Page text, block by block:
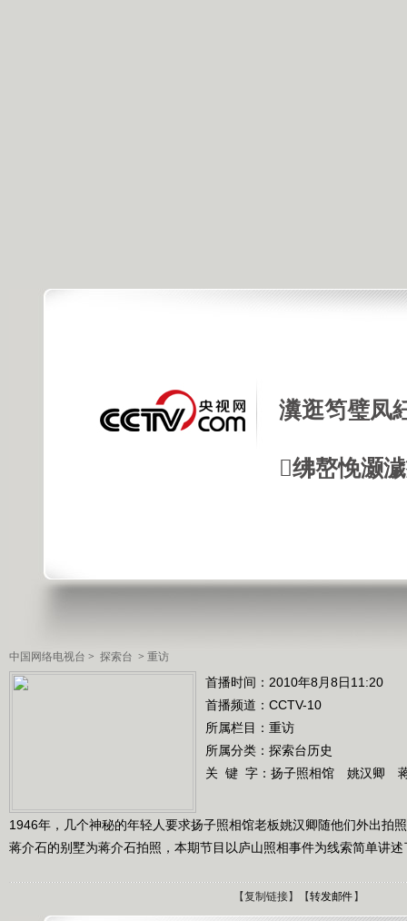
瀵逛笉璧凤
绋嶅悗灏
中国网络电视台 > 探索台 > 重访
首播时间：2010年8月8日11:20
首播频道： CCTV-10
所属栏目： 重访
所属分类：探索台历史
关 键 字： 扬子照相馆 姚汉卿
1946年，几个神秘的年轻人要求扬子照相馆老板姚汉卿随他们外出拍
蒋介石的别墅为蒋介石拍照，本期节目以庐山照相事件为线索简单讲
【复制链接】【转发邮件 】